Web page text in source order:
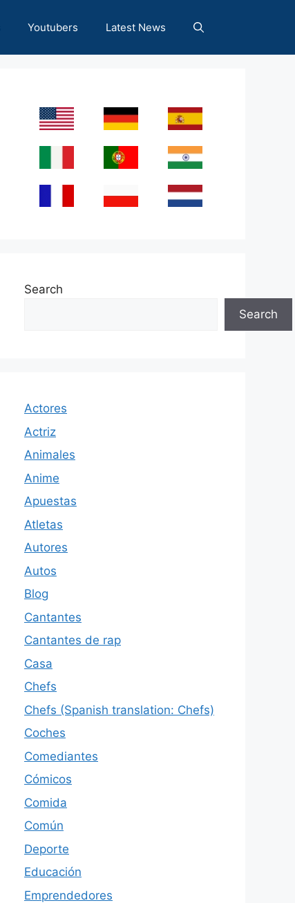
Youtubers Latest News
Search
Search
Actores
Actriz
Animales
Anime
Apuestas
Atletas
Autores
Autos
Blog
Cantantes
Cantantes de rap
Casa
Chefs
Chefs (Spanish translation: Chefs)
Coches
Comediantes
Cómicos
Comida
Común
Deporte
Educación
Emprendedores